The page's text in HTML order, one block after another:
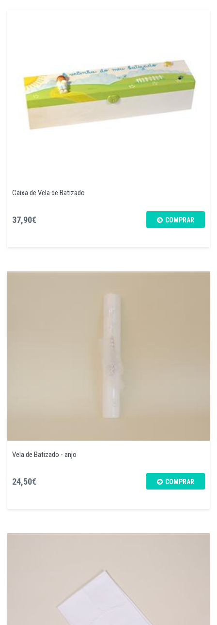
Caixa de Vela de Batizado
37,90€ COMPRAR
Vela de Batizado - anjo
24,50€ COMPRAR